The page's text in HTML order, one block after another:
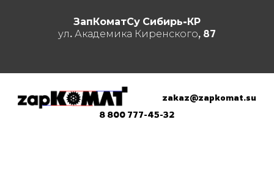
ЗапКоматСу Сибирь-КР
ул. Академика Киренского, 87
zakaz@zapkomat.su
8 800 777-45-32